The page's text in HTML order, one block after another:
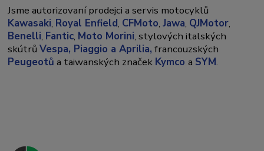
Jsme autorizovaní prodejci a servis motocyklů
Kawasaki, Royal Enfield, CFMoto,Jawa, QJMotor,
Benelli, Fantic, Moto Morini, stylových italských
skútrůVespa, Piaggio a Aprilia, francouzských
Peugeotů a taiwanských značek Kymcoa SYM.